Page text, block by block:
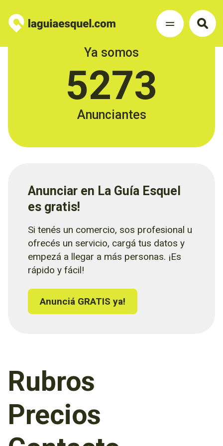
Ya somos
5273
Anunciantes
Anunciar en La Guía Esquel
es gratis!
Si tenés un comercio, sos profesional u
ofrecés un servicio, cargá tus datos y
empezá a llegar a más personas. ¡Es
rápido y fácil!
Anunciá GRATIS ya!
Rubros
Precios